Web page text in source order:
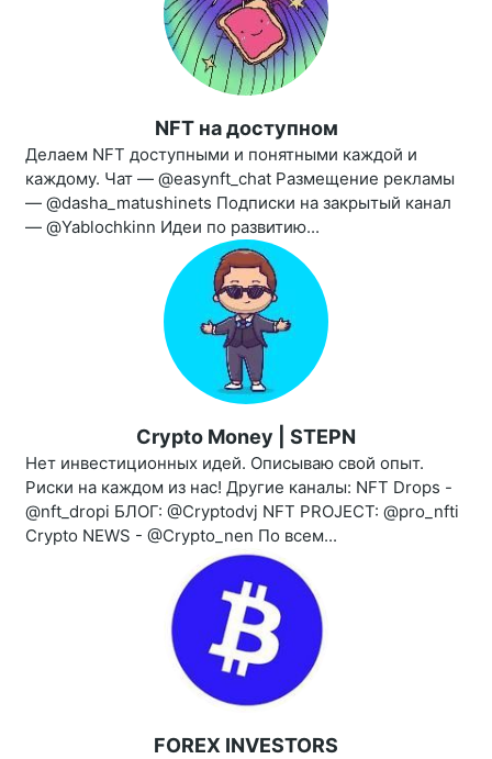
NFT на доступном
Делаем NFT доступными и понятными каждой и
каждому. Чат — @easynft_chat Размещение рекламы
— @dasha_matushinets Подписки на закрытый канал
— @Yablochkinn Идеи по развитию...
Crypto Money | STEPN
Нет инвестиционных идей. Описываю свой опыт.
Риски на каждом из нас! Другие каналы: NFT Drops -
@nft_dropi БЛОГ: @Cryptodvj NFT PROJECT: @pro_nfti
Crypto NEWS - @Crypto_nen По всем...
FOREX INVESTORS